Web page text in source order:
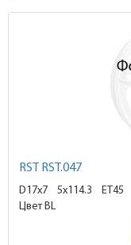
RST RST.047
D17x7 5x114.3 ET45
Цвет BL